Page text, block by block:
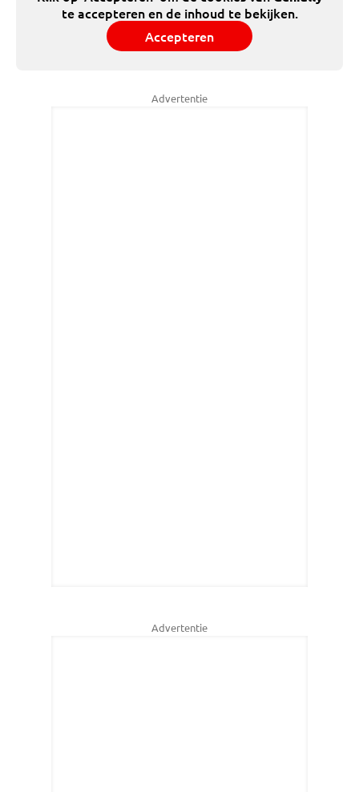
te accepteren en de inhoud te bekijken.
Accepteren
Advertentie
Advertentie